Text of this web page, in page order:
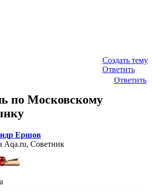
Создать тему
Ответить
Ответить
по Московскому
Ершов
Aqa.ru, Советник